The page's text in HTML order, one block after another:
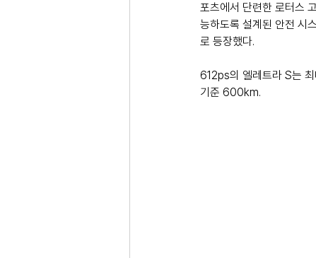
포츠에서 단련한 로터스
능하도록 설계된 안전 시
로 등장했다.
612ps의 엘레트라 S는
기준 600km.